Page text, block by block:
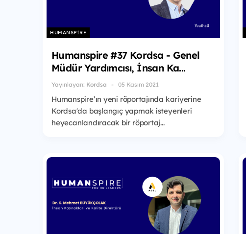
HUMANSPIRE
Humanspire #37 Kordsa - Genel
Müdür Yardımcısı, İnsan Ka...
Yayınlayan: Kordsa 05 Kasım 2021
Humanspire’ın yeni röportajında kariyerine
Kordsa'da başlangıç yapmak isteyenleri
heyecanlandıracak bir röportaj...